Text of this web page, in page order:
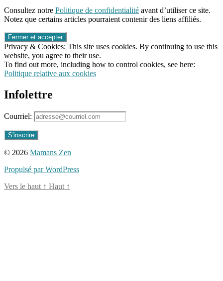
pour
parents,
blog
québécois,
écologique,
économique,
ingrédients
non-
pâte
modeler
maison
naturelle
recette
en
famille ,
vraie
pâte
à
Consultez notre Politique de confidentialité avant d’utiliser ce site.
Notez que certains articles pourraient contenir des liens affiliés.
Privacy & Cookies: This site uses cookies. By continuing to use this
website, you agree to their use.
To find out more, including how to control cookies, see here:
Politique relative aux cookies
Infolettre
Courriel:
© 2026 Mamans Zen
Propulsé par WordPress
Vers le haut ↑ Haut ↑